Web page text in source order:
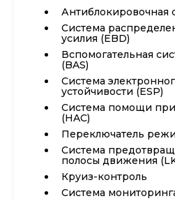
Антиблокировочная
Система
усилия (EBD)
Вспомогательная
(BAS)
Система
устойчивости (ESP)
Система помощи
(HAC)
Переключатель
Система
полосы движения
Круиз-контроль
Система